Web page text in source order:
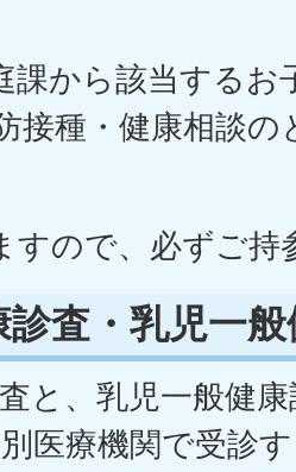
課から該当するお
接種・健康相談の
すので、必ずご持
査・乳児一
と、乳児一般健
医療機関で受診